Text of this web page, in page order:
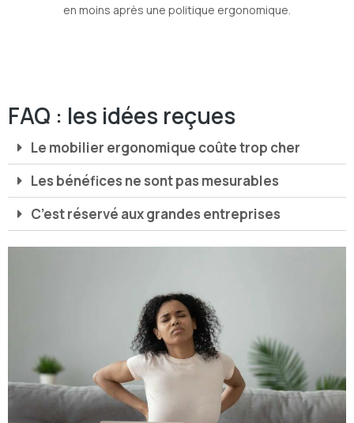
en moins après une politique ergonomique.
FAQ : les idées reçues
Le mobilier ergonomique coûte trop cher
Les bénéfices ne sont pas mesurables
C’est réservé aux grandes entreprises